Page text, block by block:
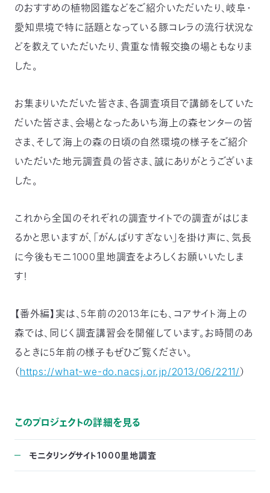
のおすすめの植物図鑑などをご紹介いただいたり、岐阜・
愛知県境で特に話題となっている豚コレラの流行状況な
どを教えていただいたり、貴重な情報交換の場ともなりま
した。
お集まりいただいた皆さま、各調査項目で講師をしていた
だいた皆さま、会場となったあいち海上の森センターの皆
さま、そして海上の森の日頃の自然環境の様子をご紹介
いただいた地元調査員の皆さま、誠にありがとうございま
した。
これから全国のそれぞれの調査サイトでの調査がはじま
るかと思いますが、「がんばりすぎない」を掛け声に、気長
に今後もモニ1000里地調査をよろしくお願いいたしま
す！
【番外編】実は、5年前の2013年にも、コアサイト海上の
森では、同じく調査講習会を開催しています。お時間のあ
るときに5年前の様子もぜひご覧ください。
（https://what-we-do.nacsj.or.jp/2013/06/2211/）
このプロジェクトの詳細を見る
モニタリングサイト1000里地調査